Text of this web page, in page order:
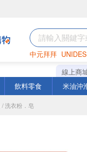
中元拜拜
罐頭 海苔
線上商
飲料零食 米油沖
/ 洗衣粉．皂